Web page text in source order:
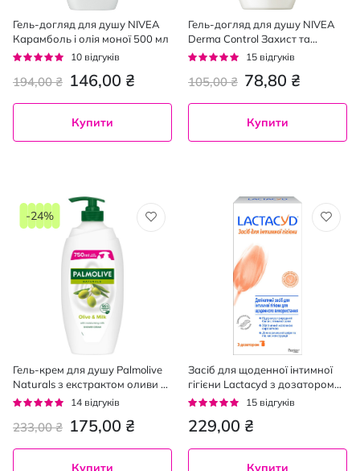
Гель-догляд для душу NIVEA
Карамболь і олія моної 500 мл
Рейтинг:
10 відгуків
146,00 ₴
194,00 ₴
Купити
Гель-догляд для душу NIVEA
Derma Control Захист та
екстракомфорт 250 мл
Рейтинг:
15 відгуків
78,80 ₴
105,00 ₴
Купити
Гель-крем для душу Palmolive
Naturals з екстрактом оливи та
молочком 750 мл
Рейтинг:
14 відгуків
175,00 ₴
233,00 ₴
-24%
Купити
Засіб для щоденної інтимної
гігієни Lactacyd з дозатором
200 мл
Рейтинг:
15 відгуків
229,00 ₴
Купити